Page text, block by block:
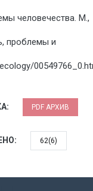
человечества. М.,
проблемы и
PDF АРХИВ
62(6)